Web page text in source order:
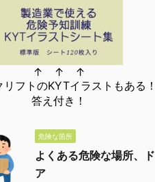
↑ ↑ ↑
リフトのKYTイラストもある！
答え付き！
危険な箇所
よくある危険な場所、ド
ア